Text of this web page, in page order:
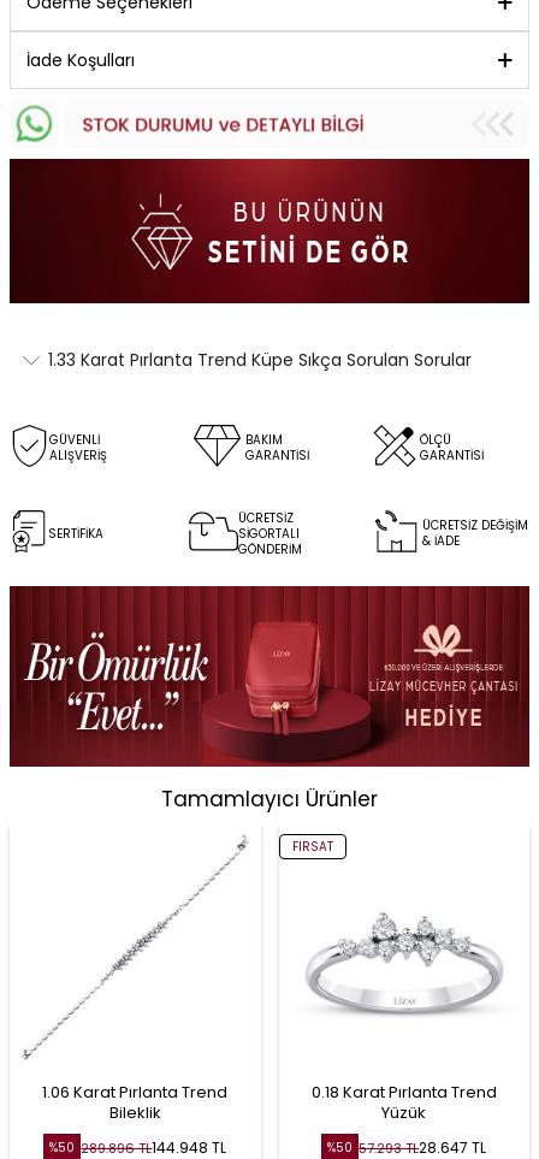
İade Koşulları
1.33 Karat Pırlanta Trend Küpe Sıkça Sorulan Sorular
GÜVENLİ
ALIŞVERİŞ
BAKIM
GARANTİSİ
ÖLÇÜ
GARANTİSİ
SERTİFİKA
ÜCRETSİZ
SİGORTALI
GÖNDERİM
ÜCRETSİZ DEĞİŞİM
& İADE
Tamamlayıcı Ürünler
1.06 Karat Pırlanta Trend
Bileklik
%50 289.896TL144.948 TL
FIRSAT
0.18 Karat Pırlanta Trend
Yüzük
%50 57.293TL28.647 TL